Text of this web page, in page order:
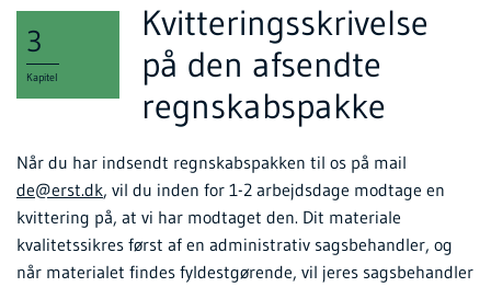
Kapitel
3
Kvitteringsskrivelse
på den afsendte
regnskabspakke
Når du har indsendt regnskabspakken til os på mail
de@erst.dk, vil du inden for 1-2 arbejdsdage modtage en
kvittering på, at vi har modtaget den. Dit materiale
kvalitetssikres først af en administrativ sagsbehandler, og
når materialet findes fyldestgørende, vil jeres sagsbehandler